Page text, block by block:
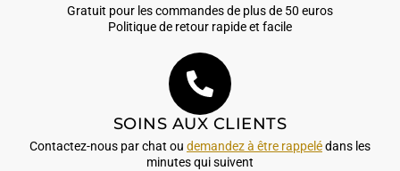
Gratuit pour les commandes de plus de 50 euros
Politique de retour rapide et facile
SOINS AUX CLIENTS
Contactez-nous par chat ou demandez à être rappelédans les
minutes qui suivent